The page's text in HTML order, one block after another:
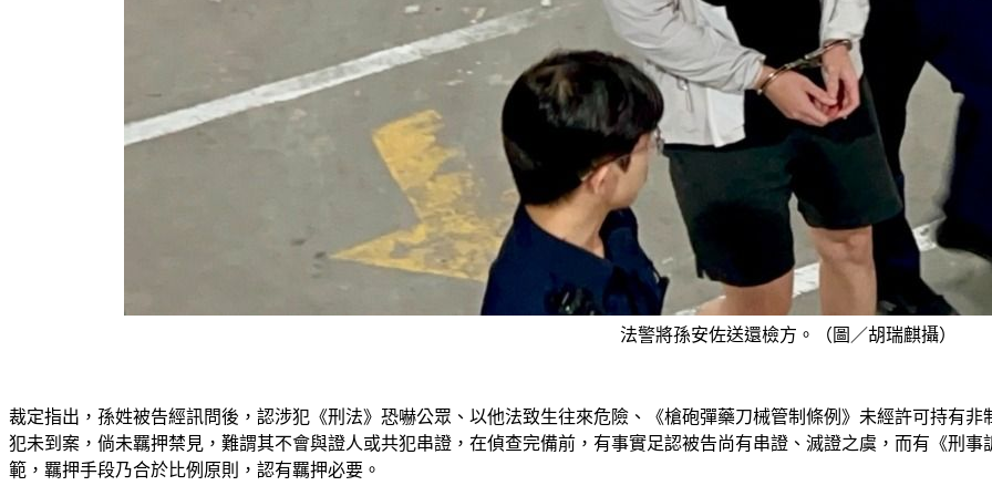
法警將孫安佐送還檢方。（圖／胡瑞麒攝）
裁定指出，孫姓被告經訊問後，認涉犯《刑法》恐嚇公眾、以他法致生往來危險、《槍砲彈藥刀械管制條例》未經許可持有
犯未到案，倘未羈押禁見，難謂其不會與證人或共犯串證，在偵查完備前，有事實足認被告尚有串證、滅證之虞，而有《刑
範，羈押手段乃合於比例原則，認有羈押必要。